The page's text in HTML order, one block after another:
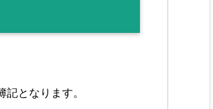
となります。